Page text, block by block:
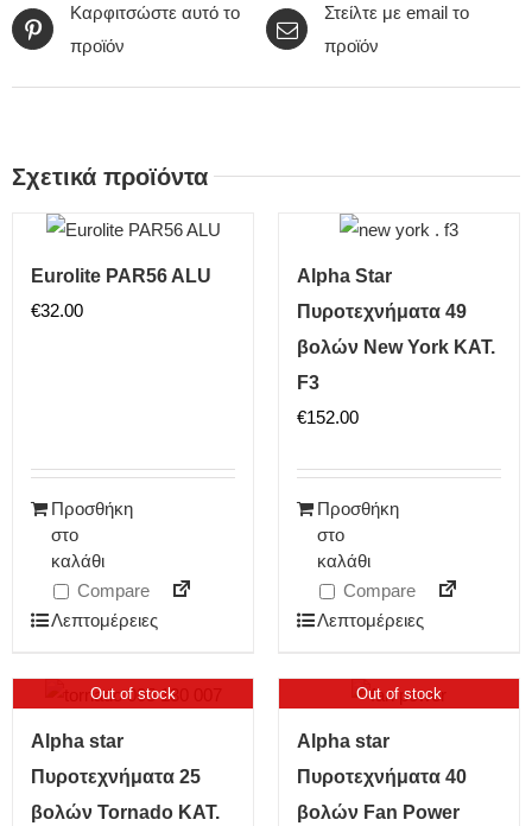
Καρφιτσώστε αυτό το
προϊόν
Στείλτε με email το
προϊόν
Σχετικά προϊόντα
Eurolite PAR56 ALU
€32.00
Προσθήκη
στο
καλάθι
Compare
Λεπτομέρειες
Alpha Star
Πυροτεχνήματα 49
βολών New York ΚΑΤ.
F3
€152.00
Προσθήκη
στο
καλάθι
Compare
Λεπτομέρειες
Out of stock
Alpha star
Πυροτεχνήματα 25
βολών Tornado ΚΑΤ.
Out of stock
Alpha star
Πυροτεχνήματα 40
βολών Fan Power